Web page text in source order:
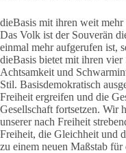
dieBasis mit ihren weit
Das Volk ist der Souverän
einmal mehr aufgerufen ist,
dieBasis bietet mit ihren
Achtsamkeit und
Stil. Basisdemokratisch
Freiheit ergreifen und die
Gesellschaft fortsetzen. Wir
unserer nach Freiheit
Freiheit, die Gleichheit und
zu einem neuen Maßstab